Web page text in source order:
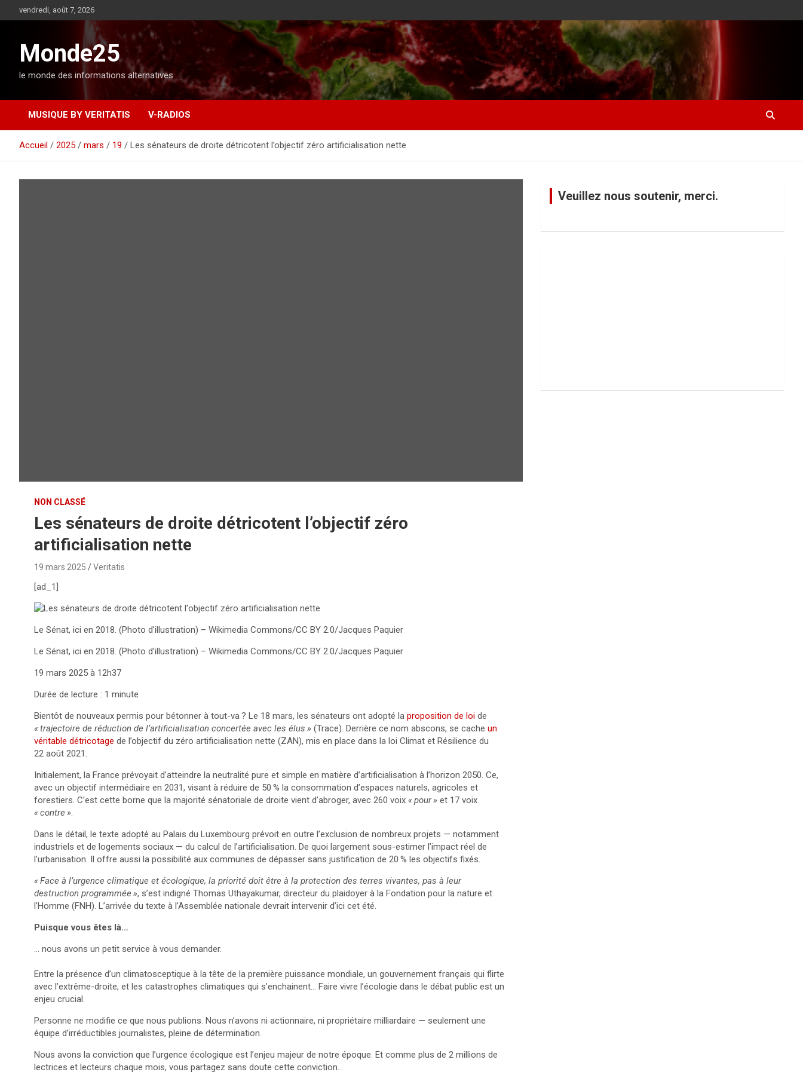
l
t
vendredi, août 7, 2026
Monde25
le monde des informations alternatives
MUSIQUE BY VERITATIS V-RADIOS
Accueil 2025 mars 19 Les sénateurs de droite détricotent l’objectif zéro artificialisation nette
NON CLASSÉ
Les sénateurs de droite détricotent l’objectif zéro
artificialisation nette
19 mars 2025 Veritatis
[ad_1]
Le Sénat, ici en 2018. (Photo d’illustration) – Wikimedia Commons/CC BY 2.0/Jacques Paquier
Le Sénat, ici en 2018. (Photo d’illustration) – Wikimedia Commons/CC BY 2.0/Jacques Paquier
19 mars 2025 à 12h37
Durée de lecture : 1 minute
Bientôt de nouveaux permis pour bétonner à tout-va? Le 18 mars, les sénateurs ont adopté la proposition de loi de
«trajectoire de réduction de l’artificialisation concertée avec les élus » (Trace). Derrière ce nom abscons, se cache un
véritable détricotage de l’objectif du zéro artificialisation nette (ZAN), mis en place dans la loi Climat et Résilience du
22 août 2021.
Initialement, la France prévoyait d’atteindre la neutralité pure et simple en matière d’artificialisation à l’horizon 2050. Ce,
avec un objectif intermédiaire en 2031, visant à réduire de 50 % la consommation d’espaces naturels, agricoles et
forestiers. C’est cette borne que la majorité sénatoriale de droite vient d’abroger, avec 260 voix «pour» et 17 voix
«contre ».
Dans le détail, le texte adopté au Palais du Luxembourg prévoit en outre l’exclusion de nombreux projets — notamment
industriels et de logements sociaux — du calcul de l’artificialisation. De quoi largement sous-estimer l’impact réel de
l’urbanisation. Il offre aussi la possibilité aux communes de dépasser sans justification de 20 % les objectifs fixés.
«Face à l’urgence climatique et écologique, la priorité doit être à la protection des terres vivantes, pas à leur
destruction programmée », s’est indigné Thomas Uthayakumar, directeur du plaidoyer à la Fondation pour la nature et
l’Homme (FNH). L’arrivée du texte à l’Assemblée nationale devrait intervenir d’ici cet été.
Puisque vous êtes là…
… nous avons un petit service à vous demander.
Entre la présence d’un climatosceptique à la tête de la première puissance mondiale, un gouvernement français qui flirte
avec l’extrême-droite, et les catastrophes climatiques qui s’enchainent… Faire vivre l’écologie dans le débat public est un
enjeu crucial.
Personne ne modifie ce que nous publions. Nous n’avons ni actionnaire, ni propriétaire milliardaire — seulement une
équipe d’irréductibles journalistes, pleine de détermination.
Nous avons la conviction que l’urgence écologique est l’enjeu majeur de notre époque. Et comme plus de 2 millions de
lectrices et lecteurs chaque mois, vous partagez sans doute cette conviction…
Veuillez nous soutenir, merci.